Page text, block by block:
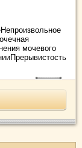
мочевого